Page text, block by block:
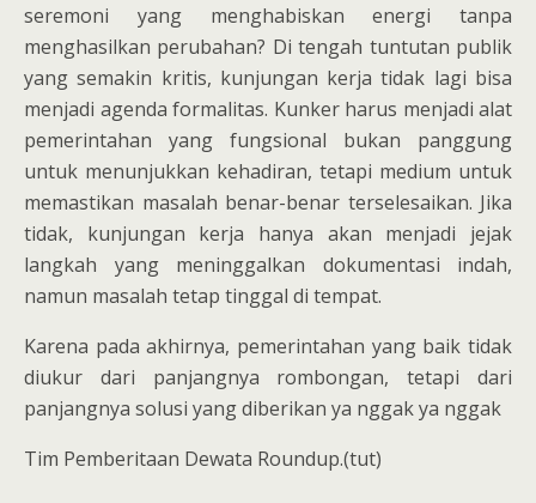
seremoni yang menghabiskan energi tanpa
menghasilkan perubahan? Di tengah tuntutan publik
yang semakin kritis, kunjungan kerja tidak lagi bisa
menjadi agenda formalitas. Kunker harus menjadi alat
pemerintahan yang fungsional bukan panggung
untuk menunjukkan kehadiran, tetapi medium untuk
memastikan masalah benar-benar terselesaikan. Jika
tidak, kunjungan kerja hanya akan menjadi jejak
langkah yang meninggalkan dokumentasi indah,
namun masalah tetap tinggal di tempat.
Karena pada akhirnya, pemerintahan yang baik tidak
diukur dari panjangnya rombongan, tetapi dari
panjangnya solusi yang diberikan ya nggak ya nggak
Tim Pemberitaan Dewata Roundup.(tut)